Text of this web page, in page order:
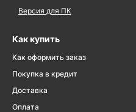
Версия для ПК
Как купить
Как оформить заказ
Покупка в кредит
Доставка
Оплата